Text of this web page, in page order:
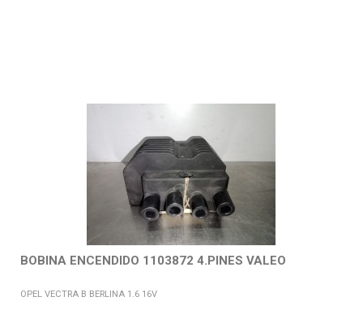
BOBINA ENCENDIDO 1103872 4.PINES VALEO
OPEL VECTRA B BERLINA 1.6 16V